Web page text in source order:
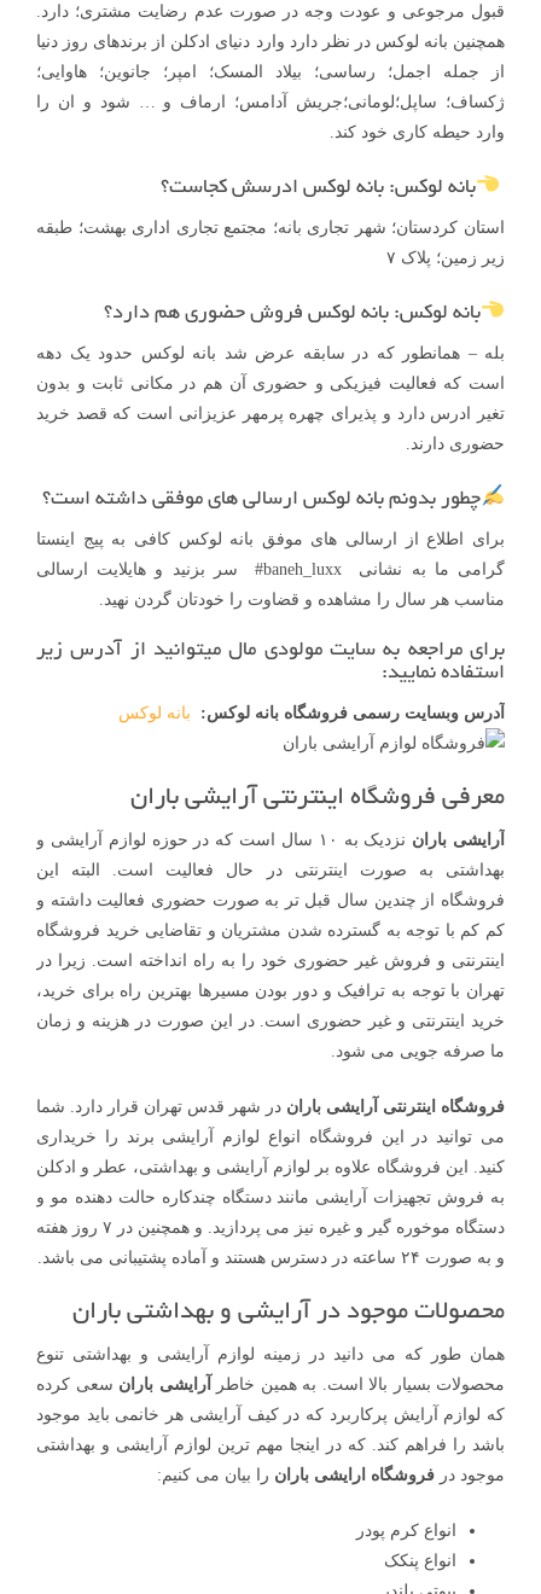
قبول مرجوعی و عودت وجه در صورت عدم رضایت مشتری؛ دارد.
همچنین بانه لوکس در نظر دارد وارد دنیای ادکلن از برندهای روز دنیا
از جمله اجمل؛ رساسی؛ بیلاد المسک؛ امپر؛ جانوین؛ هاوایی؛
ژکساف؛ ساپل؛لومانی؛جریش آدامس؛ ارماف و … شود و ان را
وارد حیطه کاری خود کند.
بانه لوکس: بانه لوکس ادرسش کجاست؟
استان کردستان؛ شهر تجاری بانه؛ مجتمع تجاری اداری بهشت؛ طبقه
زیر زمین؛ پلاک ۷
بانه لوکس: بانه لوکس فروش حضوری هم دارد؟
بله – همانطور که در سابقه عرض شد بانه لوکس حدود یک دهه
است که فعالیت فیزیکی و حضوری آن هم در مکانی ثابت و بدون
تغیر ادرس دارد و پذیرای چهره پرمهر عزیزانی است که قصد خرید
حضوری دارند.
چطور بدونم بانه لوکس ارسالی های موفقی داشته است؟
برای اطلاع از ارسالی های موفق بانه لوکس کافی به پیج اینستا
گرامی ما به نشانی baneh_luxx# سر بزنید و هایلایت ارسالی
مناسب هر سال را مشاهده و قضاوت را خودتان گردن نهید.
برای مراجعه به سایت مولودی مال میتوانید از آدرس زیر
استفاده نمایید:
آدرس وبسایت رسمی فروشگاه بانه لوکس: بانه لوکس
معرفی فروشگاه اینترنتی آرایشی باران
آرایشی باران
نزدیک به ۱۰ سال است که در حوزه لوازم آرایشی و
بهداشتی به صورت اینترنتی در حال فعالیت است. البته این
فروشگاه از چندین سال قبل تر به صورت حضوری فعالیت داشته و
کم کم با توجه به گسترده شدن مشتریان و تقاضایی خرید فروشگاه
اینترنتی و فروش غیر حضوری خود را به راه انداخته است. زیرا در
تهران با توجه به ترافیک و دور بودن مسیرها بهترین راه برای خرید،
خرید اینترنتی و غیر حضوری است. در این صورت در هزینه و زمان
ما صرفه جویی می شود.
فروشگاه اینترنتی آرایشی باران در شهر قدس تهران قرار دارد. شما
می توانید در این فروشگاه انواع لوازم آرایشی برند را خریداری
کنید. این فروشگاه علاوه بر لوازم آرایشی و بهداشتی، عطر و ادکلن
به فروش تجهیزات آرایشی مانند دستگاه چندکاره حالت دهنده مو و
دستگاه موخوره گیر و غیره نیز می پردازید. و همچنین در ۷ روز هفته
و به صورت ۲۴ ساعته در دسترس هستند و آماده پشتیبانی می باشد.
محصولات موجود در آرایشی و بهداشتی باران
همان طور که می دانید در زمینه لوازم آرایشی و بهداشتی تنوع
محصولات بسیار بالا است. به همین خاطر
آرایشی باران سعی کرده
که لوازم آرایش پرکاربرد که در کیف آرایشی هر خانمی باید موجود
باشد را فراهم کند. که در اینجا مهم ترین لوازم آرایشی و بهداشتی
موجود در فروشگاه ارایشی باران را بیان می کنیم:
انواع کرم پودر
انواع پنکک